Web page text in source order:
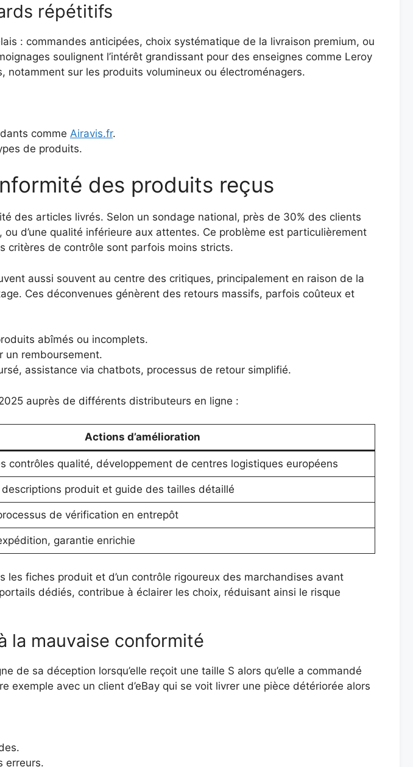
répétitifs
: commandes anticipées, choix systématique de la livraison premium, ou
soulignent l’intérêt grandissant pour des enseignes comme Leroy
sur les produits volumineux ou électroménagers.
comme Airavis.fr.
de produits.
des produits reçus
des articles livrés. Selon un sondage national, près de 30% des clients
d’une qualité inférieure aux attentes. Ce problème est particulièrement
critères de contrôle sont parfois moins stricts.
aussi souvent au centre des critiques, principalement en raison de la
Ces déconvenues génèrent des retours massifs, parfois coûteux et
abîmés ou incomplets.
un remboursement.
assistance via chatbots, processus de retour simplifié.
auprès de différents distributeurs en ligne :
Actions d’amélioration
contrôles qualité, développement de centres logistiques européens
produit et guide des tailles détaillé
de vérification en entrepôt
garantie enrichie
les fiches produit et d’un contrôle rigoureux des marchandises avant
dédiés, contribue à éclairer les choix, réduisant ainsi le risque
la mauvaise conformité
de sa déception lorsqu’elle reçoit une taille S alors qu’elle a commandé
avec un client d’eBay qui se voit livrer une pièce détériorée alors
erreurs.